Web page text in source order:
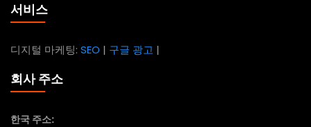
서비스
디지털 마케팅: SEO | 구글 광고 |
회사 주소
한국 주소: